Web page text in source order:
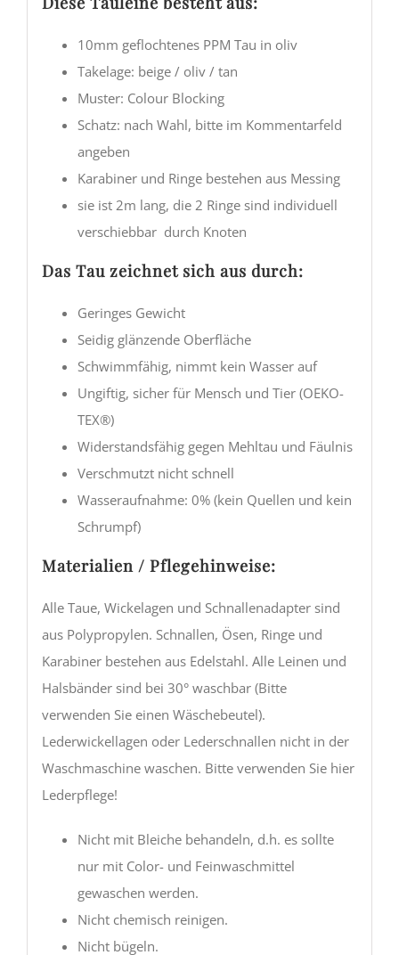
10mm geflochtenes PPM Tau in oliv
Takelage: beige / oliv / tan
Muster: Colour Blocking
Schatz: nach Wahl, bitte im Kommentarfeld
angeben
Karabiner und Ringe bestehen aus Messing
sie ist 2m lang, die 2 Ringe sind individuell
verschiebbar durch Knoten
Das Tau zeichnet sich aus durch:
Geringes Gewicht
Seidig glänzende Oberfläche
Schwimmfähig, nimmt kein Wasser auf
Ungiftig, sicher für Mensch und Tier (OEKO-
TEX®)
Widerstandsfähig gegen Mehltau und Fäulnis
Verschmutzt nicht schnell
Wasseraufnahme: 0% (kein Quellen und kein
Schrumpf)
Materialien / Pflegehinweise:
Alle Taue, Wickelagen und Schnallenadapter sind
aus Polypropylen. Schnallen, Ösen, Ringe und
Karabiner bestehen aus Edelstahl. Alle Leinen und
Halsbänder sind bei 30° waschbar (Bitte
verwenden Sie einen Wäschebeutel).
Lederwickellagen oder Lederschnallen nicht in der
Waschmaschine waschen. Bitte verwenden Sie hier
Lederpflege!
Nicht mit Bleiche behandeln, d.h. es sollte
nur mit Color- und Feinwaschmittel
gewaschen werden.
Nicht chemisch reinigen.
Nicht bügeln.